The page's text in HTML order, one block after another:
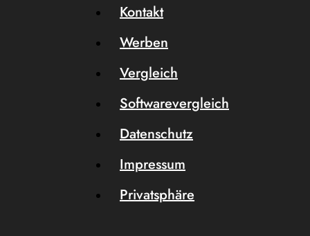
Kontakt
Werben
Vergleich
Softwarevergleich
Datenschutz
Impressum
Privatsphäre